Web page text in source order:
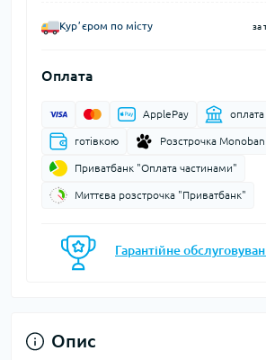
Курʼєром по місту за
Оплата
ApplePay
готівкою Розстрочка
Приватбанк "Оплата частинами"
Миттєва розстрочка "Приватбанк"
Гарантійне
Опис